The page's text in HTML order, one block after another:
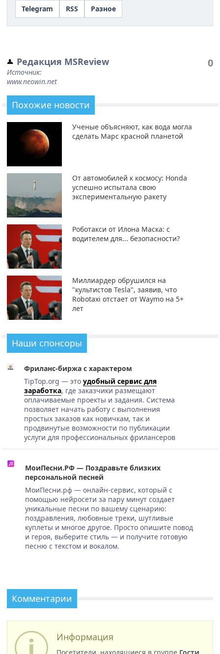
Telegram
RSS Разное
Редакция MSReview
Источник:
www.neowin.net
0
Похожие новости
Ученые объясняют, как вода могла
сделать Марс красной планетой
От автомобилей к космосу: Honda
успешно испытала свою
экспериментальную ракету
Роботакси от Илона Маска: с
водителем для... безопасности?
Миллиардер обрушился на
"культистов Tesla", заявив, что
Robotaxi отстает от Waymo на 5+
лет
Наши спонсоры
Фриланс-биржа с характером
TipTop.org — это удобный сервис для
заработка, где заказчики размещают
оплачиваемые проекты и задания. Система
позволяет начать работу с выполнения
простых заказов как новичкам, так и
продвинутые возможности по публикации
услуги для профессиональных фрилансеров
МоиПесни.РФ — Поздравьте близких
персональной песней
МоиПесни.рф — онлайн-сервис, который с
помощью нейросети за пару минут создает
уникальные песни по вашему сценарию:
поздравления, любовные треки, шутливые
куплеты и многое другое. Просто опишите повод
и героя, выберите стиль — и получите готовую
песню с текстом и вокалом.
Комментарии
Информация
Посетители, находящиеся в группе Гости